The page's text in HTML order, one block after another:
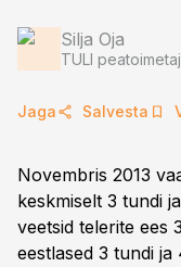
Silja Oja
TULI
Jaga Salvesta
Novembris 2013
keskmiselt 3 tundi
veetsid telerite ees
eestlased 3 tundi